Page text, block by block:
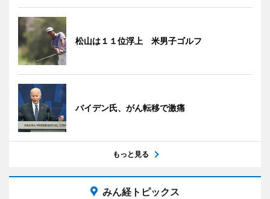
松山は１１位浮上 米男子ゴルフ
バイデン氏、がん転移で激痛
もっと見る
みん経トピックス